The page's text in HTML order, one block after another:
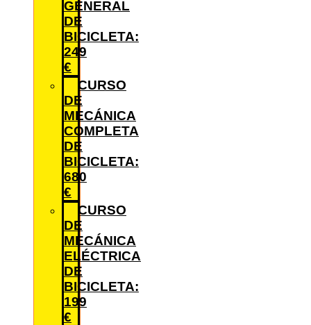
GENERAL
DE
BICICLETA:
249
€
CURSO
DE
MECÁNICA
COMPLETA
DE
BICICLETA:
680
€
CURSO
DE
MECÁNICA
ELÉCTRICA
DE
BICICLETA:
199
€